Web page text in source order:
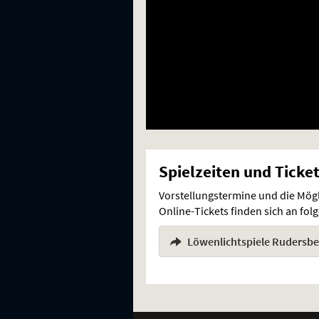
Spielzeiten und
Vorstellungstermine und die
Online-Tickets finden sich an
Löwenlichtspiele